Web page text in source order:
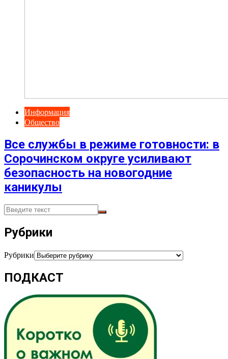
Информация
Общество
Все службы в режиме готовности: в
Сорочинском округе усиливают
безопасность на новогодние
каникулы
Рубрики
Рубрики
ПОДКАСТ